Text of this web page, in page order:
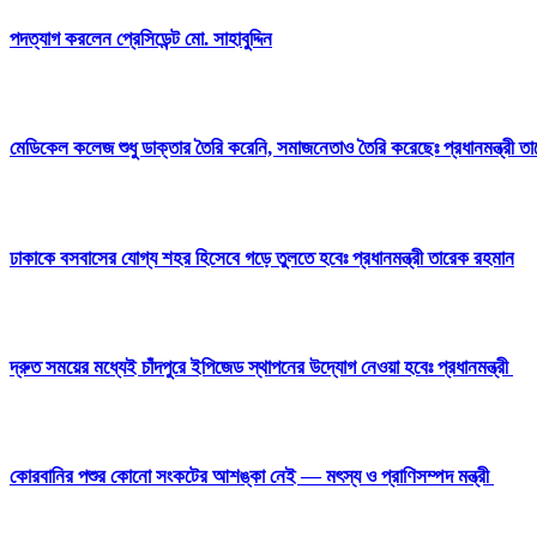
পদত্যাগ করলেন প্রেসিডেন্ট মো. সাহাবুদ্দিন
মেডিকেল কলেজ শুধু ডাক্তার তৈরি করেনি, সমাজনেতাও তৈরি করেছেঃ প্রধানমন্ত্রী
ঢাকাকে বসবাসের যোগ্য শহর হিসেবে গড়ে তুলতে হবেঃ প্রধানমন্ত্রী তারেক রহমান
দ্রুত সময়ের মধ্যেই চাঁদপুরে ইপিজেড স্থাপনের উদ্যোগ নেওয়া হবেঃ প্রধানমন্ত্রী
কোরবানির পশুর কোনো সংকটের আশঙ্কা নেই — মৎস্য ও প্রাণিসম্পদ মন্ত্রী